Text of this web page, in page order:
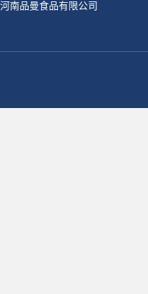
河南品曼食品有限公司